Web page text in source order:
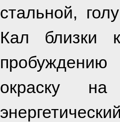
стальной,
Кал близки
пробуждению
окраску